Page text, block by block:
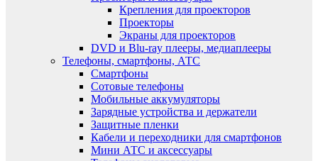
Крепления для проекторов
Проекторы
Экраны для проекторов
DVD и Blu-ray плееры, медиаплееры
Телефоны, смартфоны, АТС
Смартфоны
Сотовые телефоны
Мобильные аккумуляторы
Зарядные устройства и держатели
Защитные пленки
Кабели и переходники для смартфонов
Мини АТС и аксессуары